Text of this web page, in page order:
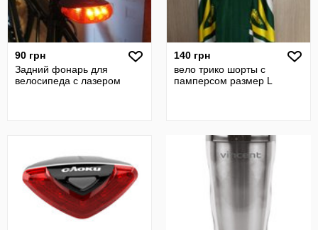
90 грн
Задний фонарь для
велосипеда с лазером
140 грн
вело трико шорты c
памперсом размер L